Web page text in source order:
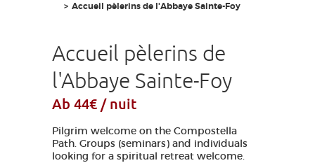
Accueil pèlerins de l'Abbaye Sainte-Foy
Accueil pèlerins de
l'Abbaye Sainte-Foy
Ab 44€ / nuit
Pilgrim welcome on the Compostella
Path. Groups (seminars) and individuals
looking for a spiritual retreat welcome.